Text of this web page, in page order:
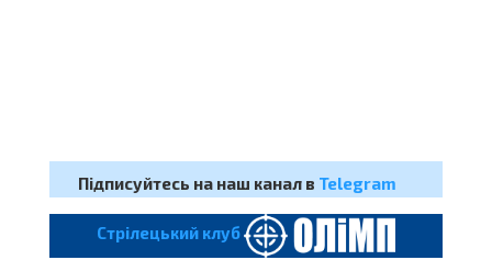
Підписуйтесь на наш канал в Telegram
Cтрілецький клуб